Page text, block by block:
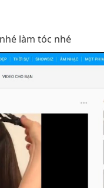
làm tóc nhé